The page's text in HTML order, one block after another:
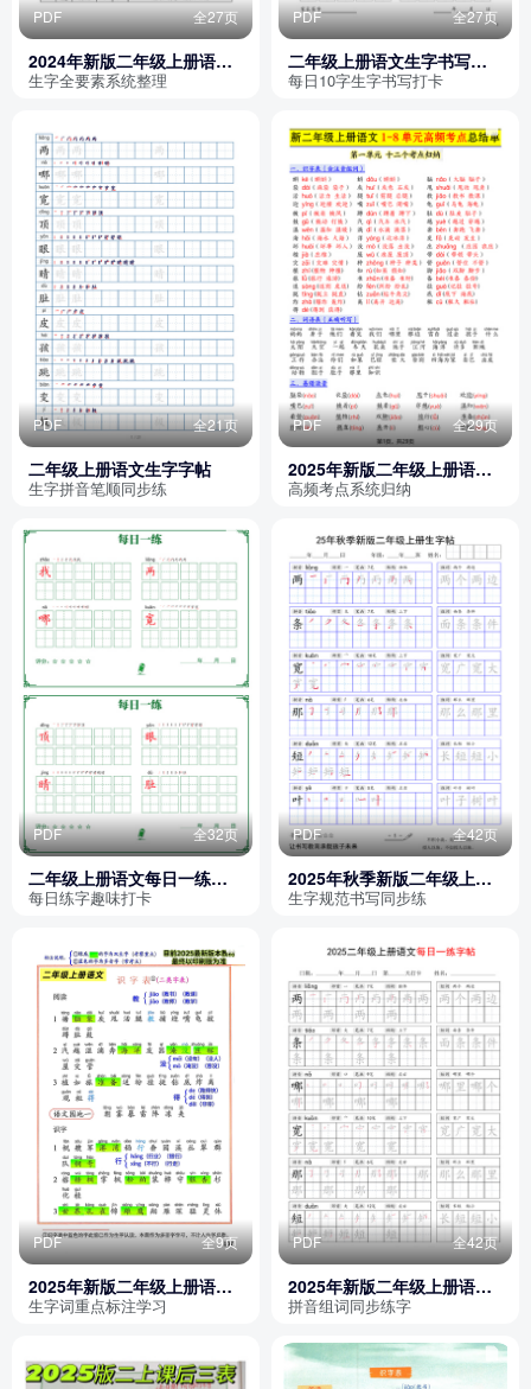
PDF 全27页
2024年新版二年级上册语文
识字表写字表（含拼音音序
部首组词）
生字全要素系统整理
PDF 全27页
二年级上册语文生字书写每
日打卡（10字版,部编版高清
电子字帖）
每日10字生字书写打卡
PDF 全21页
二年级上册语文生字字帖
生字拼音笔顺同步练
PDF 全29页
2025年新版二年级上册语文
1-8单元高频考点总结单（含
十二个考点归纳）
高频考点系统归纳
PDF 全32页
二年级上册语文每日一练打
卡练字（暑假预习一升二字
帖）
每日练字趣味打卡
PDF 全42页
2025年秋季新版二年级上册
语文生字帖（暑假衔接）
生字规范书写同步练
PDF 全9页
2025年新版二年级上册语文
识字表写字表词语表
生字词重点标注学习
PDF 全42页
2025年新版二年级上册语文
每日一练字帖（写字表）
拼音组词同步练字